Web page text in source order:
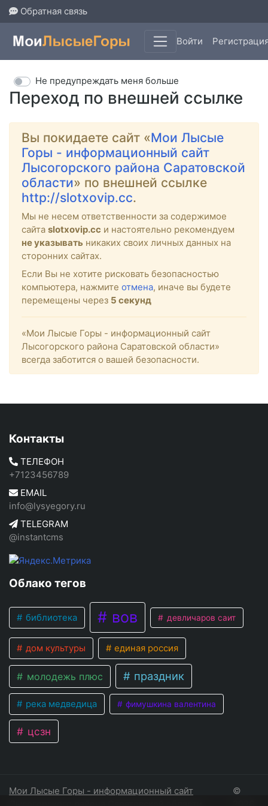
Обратная связь
Войти
Переход по внешней ссылке
Не предупреждать меня больше
Вы покидаете сайт «Мои Лысые
Горы - информационный сайт
Лысогорского района Саратовской
области» по внешней ссылке
http://slotxovip.cc.
Мы не несем ответственности за содержимое
сайта slotxovip.cc и настоятельно рекомендуем
не указывать никаких своих личных данных на
сторонних сайтах.
Если Вы не хотите рисковать безопасностью
компьютера, нажмите отмена, иначе вы будете
перемещены через 5 секунд
«Мои Лысые Горы - информационный сайт
Лысогорского района Саратовской области»
всегда заботится о вашей безопасности.
Контакты
ТЕЛЕФОН
+7123456789
EMAIL
info@lysyegory.ru
TELEGRAM
@instantcms
Облако тегов
библиотека вов девличаров саит
дом культуры единая россия
молодежь плюс праздник
река медведица фимушкина валентина
цсзн
Мои Лысые Горы - информационный сайт
©